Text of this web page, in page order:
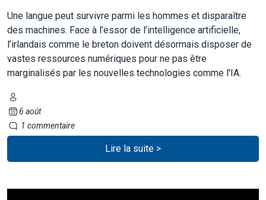
Une langue peut survivre parmi les hommes et disparaître
des machines. Face à l’essor de l’intelligence artificielle,
l’irlandais comme le breton doivent désormais disposer de
vastes ressources numériques pour ne pas être
marginalisés par les nouvelles technologies comme l'IA.
6 août
1 commentaire
Lire la suite >